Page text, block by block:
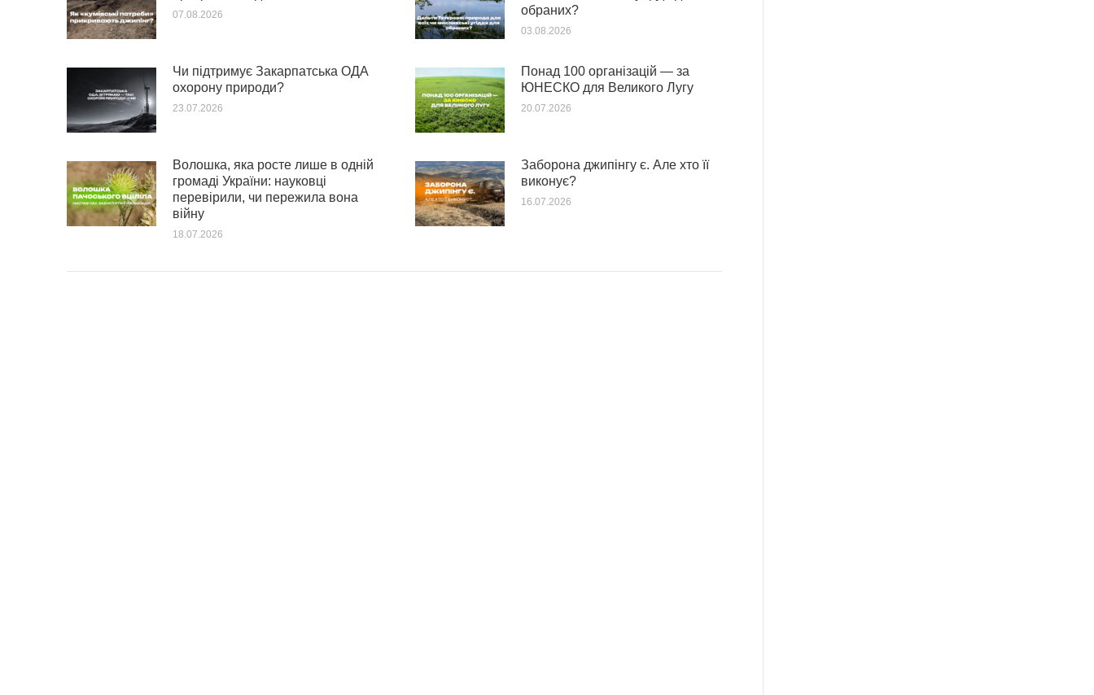
07.08.2026
обраних?
03.08.2026
Чи підтримує Закарпатська ОДА
охорону природи?
23.07.2026
Понад 100 організацій — за
ЮНЕСКО для Великого Лугу
20.07.2026
Волошка, яка росте лише в одній
громаді України: науковці
перевірили, чи пережила вона
війну
18.07.2026
Заборона джипінгу є. Але хто її
виконує?
16.07.2026